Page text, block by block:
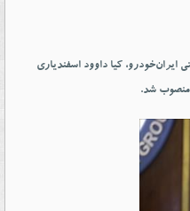
کیا داوود اسفندیاری
منصوب شد.